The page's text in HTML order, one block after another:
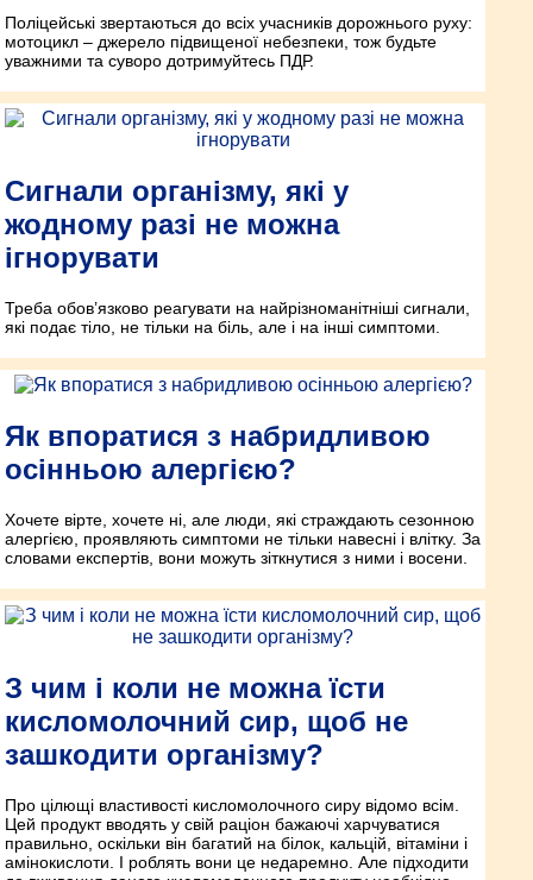
Поліцейські звертаються до всіх учасників дорожнього руху:
мотоцикл – джерело підвищеної небезпеки, тож будьте
уважними та суворо дотримуйтесь ПДР.
Сигнали організму, які у
жодному разі не можна
ігнорувати
Треба обов’язково реагувати на найрізноманітніші сигнали,
які подає тіло, не тільки на біль, але і на інші симптоми.
Як впоратися з набридливою
осінньою алергією?
Хочете вірте, хочете ні, але люди, які страждають сезонною
алергією, проявляють симптоми не тільки навесні і влітку. За
словами експертів, вони можуть зіткнутися з ними і восени.
З чим і коли не можна їсти
кисломолочний сир, щоб не
зашкодити організму?
Про цілющі властивості кисломолочного сиру відомо всім.
Цей продукт вводять у свій раціон бажаючі харчуватися
правильно, оскільки він багатий на білок, кальцій, вітаміни і
амінокислоти. І роблять вони це недаремно. Але підходити